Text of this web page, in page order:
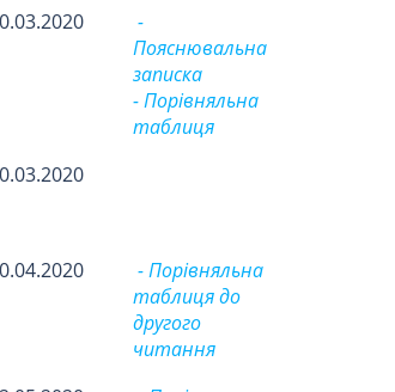
-
Пояснювальна
записка
- Порівняльна
таблиця
- Порівняльна
таблиця до
другого
читання